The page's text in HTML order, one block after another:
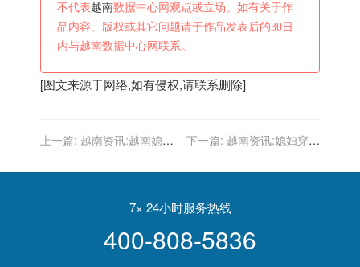
不代表越南数据中心网观点或立场。如有关于作
品内容、版权或其它问题请于作品发表后的30日
内与越南数据中心网联系。
[图文来源于网络,如有侵权,请联系删除]
上一篇: 越南资讯:越南媳妇
神奇，有人出100万她都没
下一篇: 越南资讯:媳妇穿上
太肥了，这身打扮太妖娆了
7× 24小时服务热线
400-808-5836